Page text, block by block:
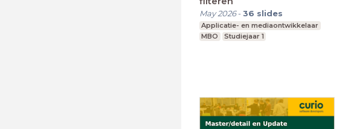
May 2026-36 slides
Applicatie- en mediaontwikkelaar
MBO
Studiejaar 1